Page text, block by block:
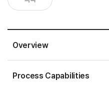
Overview
Process Capabilities